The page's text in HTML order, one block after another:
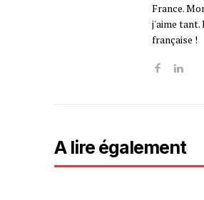
France.
j'aime tant.
française !
A lire également